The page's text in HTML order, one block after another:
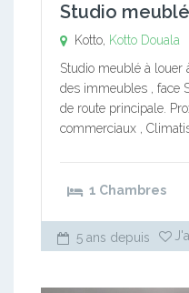
Studio
Kotto, Kotto Douala
Studio meublé à louer
des immeubles , face
de route principale.
commerciaux ,
1 Chambres
5 ans depuis